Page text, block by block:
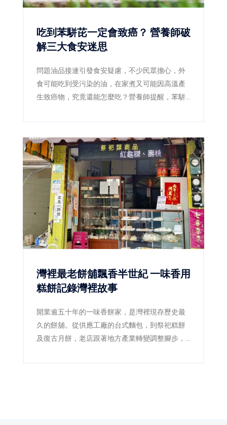
吃到苯駢芘一定會致癌？ 營養師破
解三大食安迷思
問題油品接連引發食安疑慮，不少民眾擔心，外
食可能吃到受污染的油，在家煮又可能因高溫產
生致癌物，究竟還能怎麼吃？營養師提醒，苯駢
食品能立即把它「排出體外」。真正有效的防
線，是確認問題產品、減少焦黑食物及改善用油
習慣。
灣裡最老餅舖飄香半世紀 一味香用
糕餅記錄灣裡故事
開業逾五十年的一味香餅家，是灣裡現存歷史最
久的餅舖。從供應工廠的台式麵包，到祭祀糕餅
及復古月餅，老店跟著地方產業轉變調整腳步，